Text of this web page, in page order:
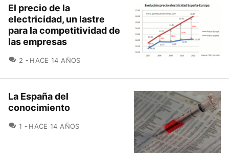
El precio de la
electricidad, un lastre
para la competitividad de
las empresas
2 COMENTARIOS
HACE 14 AÑOS
La España del
conocimiento
1 COMENTARIOS
HACE 14 AÑOS